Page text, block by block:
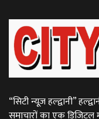
“सिटी न्यूज़ हल्द्वानी”
समाचारों का एक डिजिटल